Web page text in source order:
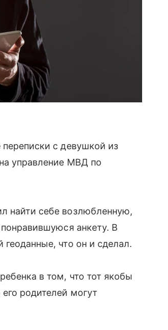
с девушкой из
управление МВД по
найти себе возлюбленную,
анкету. В
геоданные, что он и сделал.
в том, что тот якобы
родителей могут